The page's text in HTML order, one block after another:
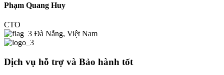
Phạm Quang Huy
CTO
Đà Nẵng, Việt Nam
Dịch vụ hỗ trợ và Bảo hành tốt